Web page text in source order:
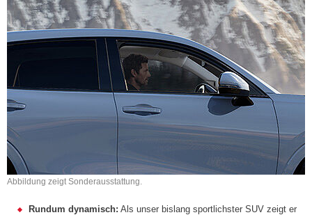
Service & Zubehör
Unser Autohaus
Abbildung zeigt Sonderausstattung.
Rundum dynamisch: Als unser bislang sportlichster SUV zeigt er